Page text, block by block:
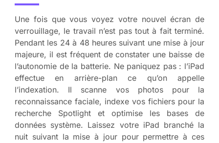
Une fois que vous voyez votre nouvel écran de
verrouillage, le travail n’est pas tout à fait terminé.
Pendant les 24 à 48 heures suivant une mise à jour
majeure, il est fréquent de constater une baisse de
l’autonomie de la batterie. Ne paniquez pas : l’iPad
effectue en arrière-plan ce qu’on appelle
l’indexation. Il scanne vos photos pour la
reconnaissance faciale, indexe vos fichiers pour la
recherche Spotlight et optimise les bases de
données système. Laissez votre iPad branché la
nuit suivant la mise à jour pour permettre à ces